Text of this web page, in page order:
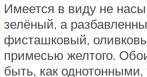
Имеется в виду не
зелёный, а
фисташковый,
примесью желтого.
быть, как однотонными,